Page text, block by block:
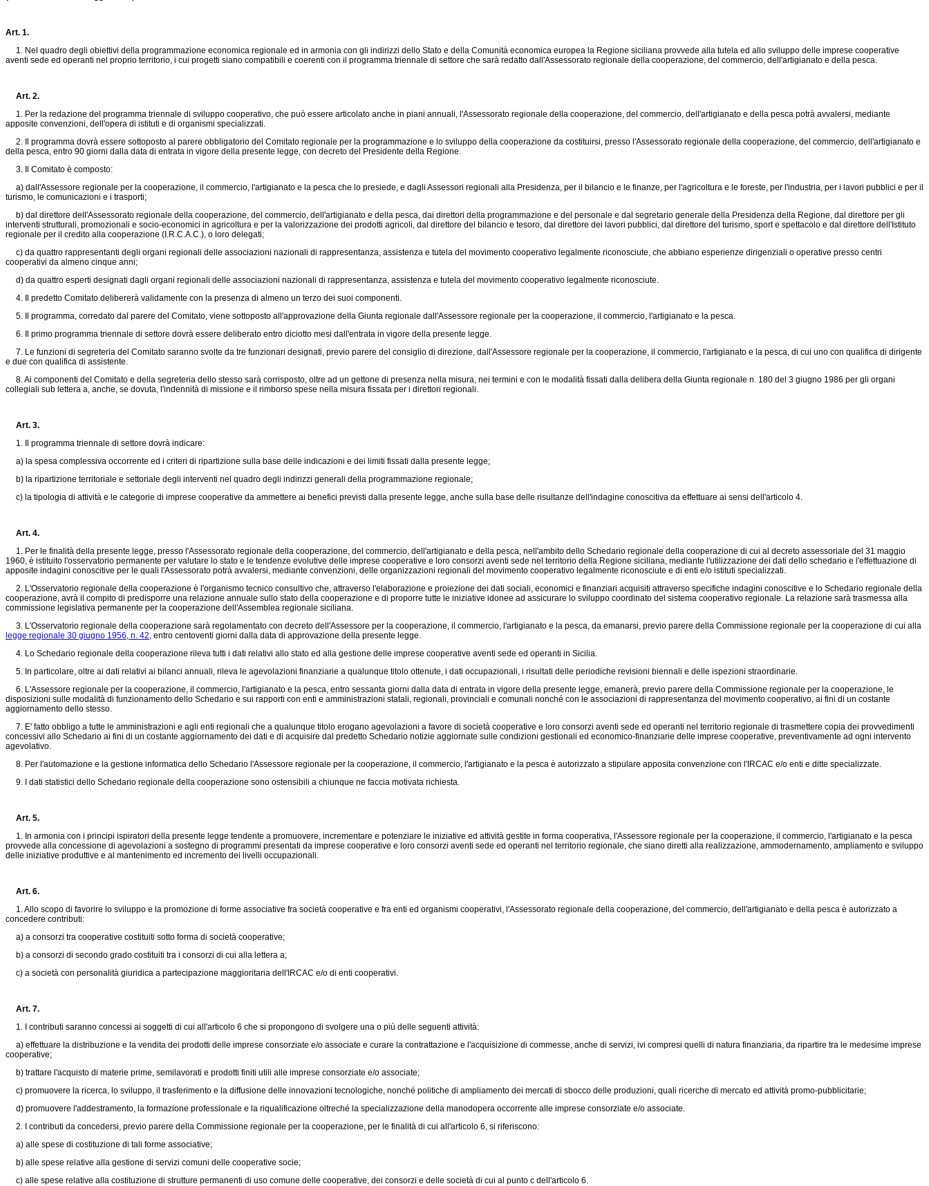
Art. 1.
1. Nel quadro degli obiettivi della programmazione economica regionale ed in armonia con gli indirizzi dello Stato e della Comunità economica europea la Regione siciliana provvede alla tutela ed allo sviluppo delle imprese cooperative
aventi sede ed operanti nel proprio territorio, i cui progetti siano compatibili e coerenti con il programma triennale di settore che sarà redatto dall'Assessorato regionale della cooperazione, del commercio, dell'artigianato e della pesca.
Art. 2.
1. Per la redazione del programma triennale di sviluppo cooperativo, che può essere articolato anche in piani annuali, l'Assessorato regionale della cooperazione, del commercio, dell'artigianato e della pesca potrà avvalersi, mediante
apposite convenzioni, dell'opera di istituti e di organismi specializzati.
2. Il programma dovrà essere sottoposto al parere obbligatorio del Comitato regionale per la programmazione e lo sviluppo della cooperazione da costituirsi, presso l'Assessorato regionale della cooperazione, del commercio, dell'artigianato e
della pesca, entro 90 giorni dalla data di entrata in vigore della presente legge, con decreto del Presidente della Regione.
3. Il Comitato è composto:
a) dall'Assessore regionale per la cooperazione, il commercio, l'artigianato e la pesca che lo presiede, e dagli Assessori regionali alla Presidenza, per il bilancio e le finanze, per l'agricoltura e le foreste, per l'industria, per i lavori pubblici e per il
turismo, le comunicazioni e i trasporti;
b) dal direttore dell'Assessorato regionale della cooperazione, del commercio, dell'artigianato e della pesca, dai direttori della programmazione e del personale e dal segretario generale della Presidenza della Regione, dal direttore per gli
interventi strutturali, promozionali e socio-economici in agricoltura e per la valorizzazione dei prodotti agricoli, dal direttore del bilancio e tesoro, dal direttore dei lavori pubblici, dal direttore del turismo, sport e spettacolo e dal direttore dell'Istituto
regionale per il credito alla cooperazione (I.R.C.A.C.), o loro delegati;
c) da quattro rappresentanti degli organi regionali delle associazioni nazionali di rappresentanza, assistenza e tutela del movimento cooperativo legalmente riconosciute, che abbiano esperienze dirigenziali o operative presso centri
cooperativi da almeno cinque anni;
d) da quattro esperti designati dagli organi regionali delle associazioni nazionali di rappresentanza, assistenza e tutela del movimento cooperativo legalmente riconosciute.
4. Il predetto Comitato delibererà validamente con la presenza di almeno un terzo dei suoi componenti.
5. Il programma, corredato dal parere del Comitato, viene sottoposto all'approvazione della Giunta regionale dall'Assessore regionale per la cooperazione, il commercio, l'artigianato e la pesca.
6. Il primo programma triennale di settore dovrà essere deliberato entro diciotto mesi dall'entrata in vigore della presente legge.
7. Le funzioni di segreteria del Comitato saranno svolte da tre funzionari designati, previo parere del consiglio di direzione, dall'Assessore regionale per la cooperazione, il commercio, l'artigianato e la pesca, di cui uno con qualifica di dirigente
e due con qualifica di assistente.
8. Ai componenti del Comitato e della segreteria dello stesso sarà corrisposto, oltre ad un gettone di presenza nella misura, nei termini e con le modalità fissati dalla delibera della Giunta regionale n. 180 del 3 giugno 1986 per gli organi
collegiali sub lettera a, anche, se dovuta, l'indennità di missione e il rimborso spese nella misura fissata per i direttori regionali.
Art. 3.
1. Il programma triennale di settore dovrà indicare:
a) la spesa complessiva occorrente ed i criteri di ripartizione sulla base delle indicazioni e dei limiti fissati dalla presente legge;
b) la ripartizione territoriale e settoriale degli interventi nel quadro degli indirizzi generali della programmazione regionale;
c) la tipologia di attività e le categorie di imprese cooperative da ammettere ai benefici previsti dalla presente legge, anche sulla base delle risultanze dell'indagine conoscitiva da effettuare ai sensi dell'articolo 4.
Art. 4.
1. Per le finalità della presente legge, presso l'Assessorato regionale della cooperazione, del commercio, dell'artigianato e della pesca, nell'ambito dello Schedario regionale della cooperazione di cui al decreto assessoriale del 31 maggio
1960, è istituito l'osservatorio permanente per valutare lo stato e le tendenze evolutive delle imprese cooperative e loro consorzi aventi sede nel territorio della Regione siciliana, mediante l'utilizzazione dei dati dello schedario e l'effettuazione di
apposite indagini conoscitive per le quali l'Assessorato potrà avvalersi, mediante convenzioni, delle organizzazioni regionali del movimento cooperativo legalmente riconosciute e di enti e/o istituti specializzati.
2. L'Osservatorio regionale della cooperazione è l'organismo tecnico consultivo che, attraverso l'elaborazione e proiezione dei dati sociali, economici e finanziari acquisiti attraverso specifiche indagini conoscitive e lo Schedario regionale della
cooperazione, avrà il compito di predisporre una relazione annuale sullo stato della cooperazione e di proporre tutte le iniziative idonee ad assicurare lo sviluppo coordinato del sistema cooperativo regionale. La relazione sarà trasmessa alla
commissione legislativa permanente per la cooperazione dell'Assemblea regionale siciliana.
3. L'Osservatorio regionale della cooperazione sarà regolamentato con decreto dell'Assessore per la cooperazione, il commercio, l'artigianato e la pesca, da emanarsi, previo parere della Commissione regionale per la cooperazione di cui alla
legge regionale 30 giugno 1956, n. 42, entro centoventi giorni dalla data di approvazione della presente legge.
4. Lo Schedario regionale della cooperazione rileva tutti i dati relativi allo stato ed alla gestione delle imprese cooperative aventi sede ed operanti in Sicilia.
5. In particolare, oltre ai dati relativi ai bilanci annuali, rileva le agevolazioni finanziarie a qualunque titolo ottenute, i dati occupazionali, i risultati delle periodiche revisioni biennali e delle ispezioni straordinarie.
6. L'Assessore regionale per la cooperazione, il commercio, l'artigianato e la pesca, entro sessanta giorni dalla data di entrata in vigore della presente legge, emanerà, previo parere della Commissione regionale per la cooperazione, le
disposizioni sulle modalità di funzionamento dello Schedario e sui rapporti con enti e amministrazioni statali, regionali, provinciali e comunali nonché con le associazioni di rappresentanza del movimento cooperativo, ai fini di un costante
aggiornamento dello stesso.
7. E' fatto obbligo a tutte le amministrazioni e agli enti regionali che a qualunque titolo erogano agevolazioni a favore di società cooperative e loro consorzi aventi sede ed operanti nel territorio regionale di trasmettere copia dei provvedimenti
concessivi allo Schedario ai fini di un costante aggiornamento dei dati e di acquisire dal predetto Schedario notizie aggiornate sulle condizioni gestionali ed economico-finanziarie delle imprese cooperative, preventivamente ad ogni intervento
agevolativo.
8. Per l'automazione e la gestione informatica dello Schedario l'Assessore regionale per la cooperazione, il commercio, l'artigianato e la pesca è autorizzato a stipulare apposita convenzione con l'IRCAC e/o enti e ditte specializzate.
9. I dati statistici dello Schedario regionale della cooperazione sono ostensibili a chiunque ne faccia motivata richiesta.
Art. 5.
1. In armonia con i principi ispiratori della presente legge tendente a promuovere, incrementare e potenziare le iniziative ed attività gestite in forma cooperativa, l'Assessore regionale per la cooperazione, il commercio, l'artigianato e la pesca
provvede alla concessione di agevolazioni a sostegno di programmi presentati da imprese cooperative e loro consorzi aventi sede ed operanti nel territorio regionale, che siano diretti alla realizzazione, ammodernamento, ampliamento e sviluppo
delle iniziative produttive e al mantenimento ed incremento dei livelli occupazionali.
Art. 6.
1. Allo scopo di favorire lo sviluppo e la promozione di forme associative fra società cooperative e fra enti ed organismi cooperativi, l'Assessorato regionale della cooperazione, del commercio, dell'artigianato e della pesca è autorizzato a
concedere contributi:
a) a consorzi tra cooperative costituiti sotto forma di società cooperative;
b) a consorzi di secondo grado costituiti tra i consorzi di cui alla lettera a;
c) a società con personalità giuridica a partecipazione maggioritaria dell'IRCAC e/o di enti cooperativi.
Art. 7.
1. I contributi saranno concessi ai soggetti di cui all'articolo 6 che si propongono di svolgere una o più delle seguenti attività:
a) effettuare la distribuzione e la vendita dei prodotti delle imprese consorziate e/o associate e curare la contrattazione e l'acquisizione di commesse, anche di servizi, ivi compresi quelli di natura finanziaria, da ripartire tra le medesime imprese
cooperative;
b) trattare l'acquisto di materie prime, semilavorati e prodotti finiti utili alle imprese consorziate e/o associate;
c) promuovere la ricerca, lo sviluppo, il trasferimento e la diffusione delle innovazioni tecnologiche, nonché politiche di ampliamento dei mercati di sbocco delle produzioni, quali ricerche di mercato ed attività promo-pubblicitarie;
d) promuovere l'addestramento, la formazione professionale e la riqualificazione oltreché la specializzazione della manodopera occorrente alle imprese consorziate e/o associate.
2. I contributi da concedersi, previo parere della Commissione regionale per la cooperazione, per le finalità di cui all'articolo 6, si riferiscono:
a) alle spese di costituzione di tali forme associative;
b) alle spese relative alla gestione di servizi comuni delle cooperative socie;
c) alle spese relative alla costituzione di strutture permanenti di uso comune delle cooperative, dei consorzi e delle società di cui al punto c dell'articolo 6.